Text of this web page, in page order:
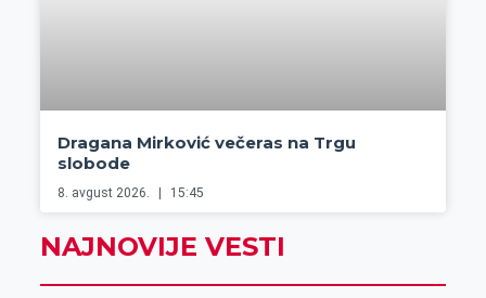
Dragana Mirković večeras na Trgu
slobode
8. avgust 2026. 15:45
NAJNOVIJE VESTI